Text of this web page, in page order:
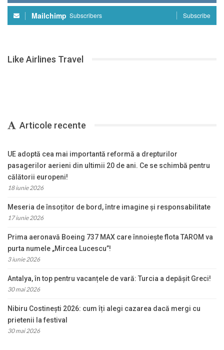
Mailchimp Subscribers Subscribe
Like Airlines Travel
Articole recente
UE adoptă cea mai importantă reformă a drepturilor
pasagerilor aerieni din ultimii 20 de ani. Ce se schimbă pentru
călătorii europeni!
18 iunie 2026
Meseria de însoțitor de bord, între imagine și responsabilitate
17 iunie 2026
Prima aeronavă Boeing 737 MAX care înnoiește flota TAROM va
purta numele „Mircea Lucescu”!
3 iunie 2026
Antalya, în top pentru vacanțele de vară: Turcia a depășit Greci!
30 mai 2026
Nibiru Costinești 2026: cum îți alegi cazarea dacă mergi cu
prietenii la festival
30 mai 2026